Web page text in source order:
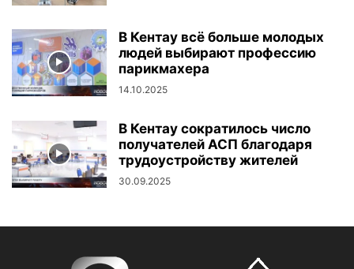
В Кентау всё больше молодых
людей выбирают профессию
парикмахера
14.10.2025
В Кентау сократилось число
получателей АСП благодаря
трудоустройству жителей
30.09.2025